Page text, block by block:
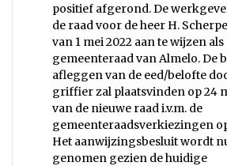
positief afgerond. De
de raad voor de heer H.
van 1 mei 2022 aan te wijzen
gemeenteraad van Almelo. De
afleggen van de eed/belofte
griffier zal plaatsvinden op 24
van de nieuwe raad i.v.m. de
gemeenteraadsverkiezingen
Het aanwijzingsbesluit wordt
genomen gezien de huidige